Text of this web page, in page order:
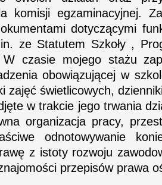
komisji egzaminacyjnej.
dotyczącymi
ze Statutem Szkoły ,
W czasie mojego stażu
obowiązującej w
zajęć świetlicowych,
w trakcie jego trwania
organizacja pracy,
odnotowywanie
z istoty rozwoju
przepisów prawa